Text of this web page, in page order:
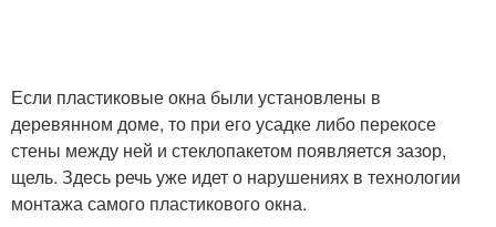
Если пластиковые окна были установлены в
деревянном доме, то при его усадке либо перекосе
стены между ней и стеклопакетом появляется зазор,
щель. Здесь речь уже идет о нарушениях в технологии
монтажа самого пластикового окна.